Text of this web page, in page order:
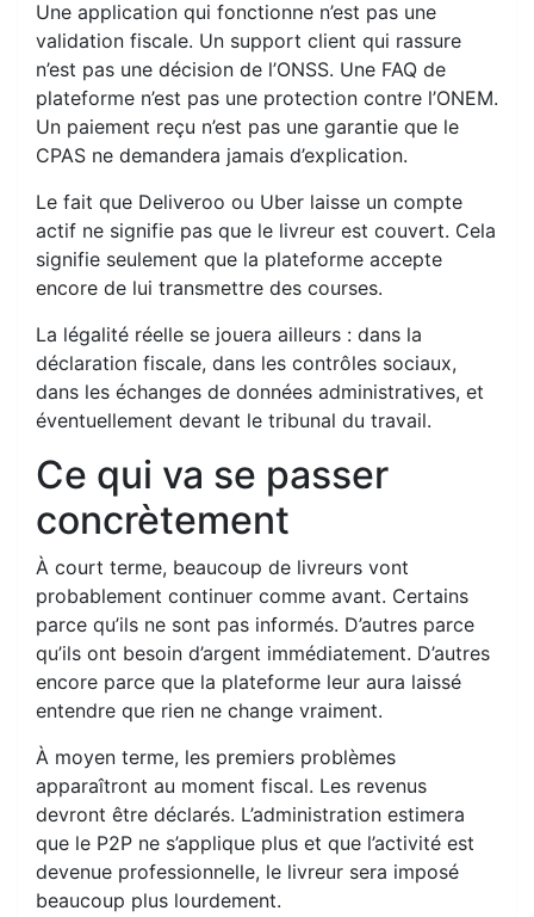
Une application qui fonctionne n’est pas une
validation fiscale. Un support client qui rassure
n’est pas une décision de l’ONSS. Une FAQ de
plateforme n’est pas une protection contre l’ONEM.
Un paiement reçu n’est pas une garantie que le
CPAS ne demandera jamais d’explication.
Le fait que Deliveroo ou Uber laisse un compte
actif ne signifie pas que le livreur est couvert. Cela
signifie seulement que la plateforme accepte
encore de lui transmettre des courses.
La légalité réelle se jouera ailleurs : dans la
déclaration fiscale, dans les contrôles sociaux,
dans les échanges de données administratives, et
éventuellement devant le tribunal du travail.
Ce qui va se passer
concrètement
À court terme, beaucoup de livreurs vont
probablement continuer comme avant. Certains
parce qu’ils ne sont pas informés. D’autres parce
qu’ils ont besoin d’argent immédiatement. D’autres
encore parce que la plateforme leur aura laissé
entendre que rien ne change vraiment.
À moyen terme, les premiers problèmes
apparaîtront au moment fiscal. Les revenus
devront être déclarés. L’administration estimera
que le P2P ne s’applique plus et que l’activité est
devenue professionnelle, le livreur sera imposé
beaucoup plus lourdement.